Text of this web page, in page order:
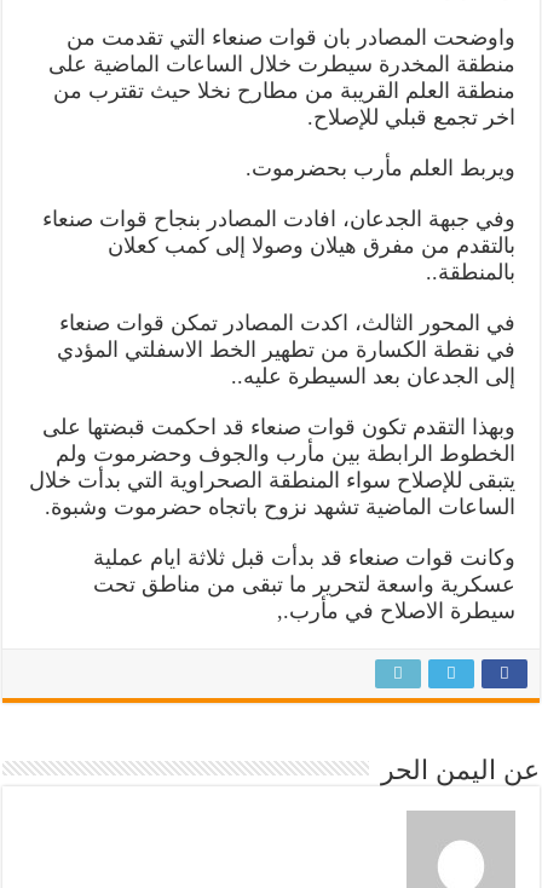
واوضحت المصادر بان قوات صنعاء التي تقدمت من
منطقة المخدرة سيطرت خلال الساعات الماضية على
منطقة العلم القريبة من مطارح نخلا حيث تقترب من
اخر تجمع قبلي للإصلاح.
ويربط العلم مأرب بحضرموت.
وفي جبهة الجدعان، افادت المصادر بنجاح قوات صنعاء
بالتقدم من مفرق هيلان وصولا إلى كمب كعلان
بالمنطقة..
في المحور الثالث، اكدت المصادر تمكن قوات صنعاء
في نقطة الكسارة من تطهير الخط الاسفلتي المؤدي
إلى الجدعان بعد السيطرة عليه..
وبهذا التقدم تكون قوات صنعاء قد احكمت قبضتها على
الخطوط الرابطة بين مأرب والجوف وحضرموت ولم
يتبقى للإصلاح سواء المنطقة الصحراوية التي بدأت خلال
الساعات الماضية تشهد نزوح باتجاه حضرموت وشبوة.
وكانت قوات صنعاء قد بدأت قبل ثلاثة ايام عملية
عسكرية واسعة لتحرير ما تبقى من مناطق تحت
سيطرة الاصلاح في مأرب.,
عن اليمن الحر